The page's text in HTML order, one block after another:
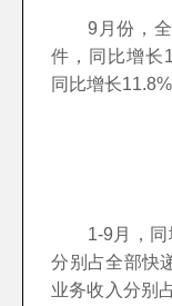
9月份，全
件，同比增长
同比增长11.8%
1-9月，同
分别占全部快
业务收入分别